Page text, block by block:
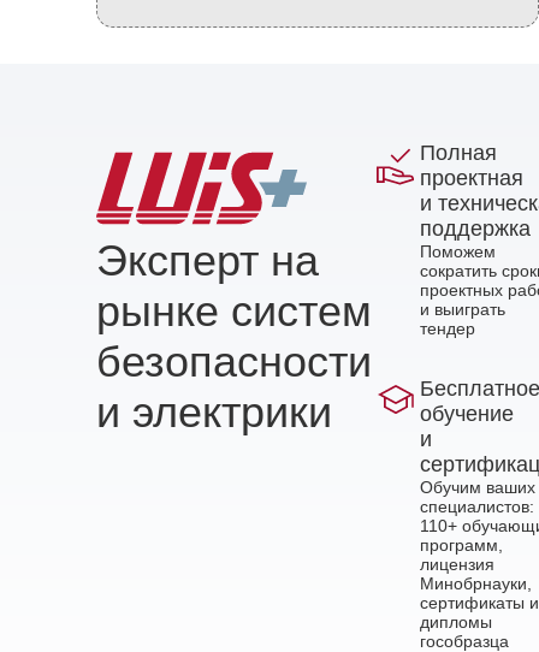
Эксперт на
рынке систем
безопасности
и электрики
Полная
проектная
и
поддержка
Поможем
сократить
проектных
и выиграть
тендер
Бесплатное
обучение
и
Обучим ваших
специалистов:
110+
программ,
лицензия
Минобрнауки,
сертификаты и
дипломы
гособразца